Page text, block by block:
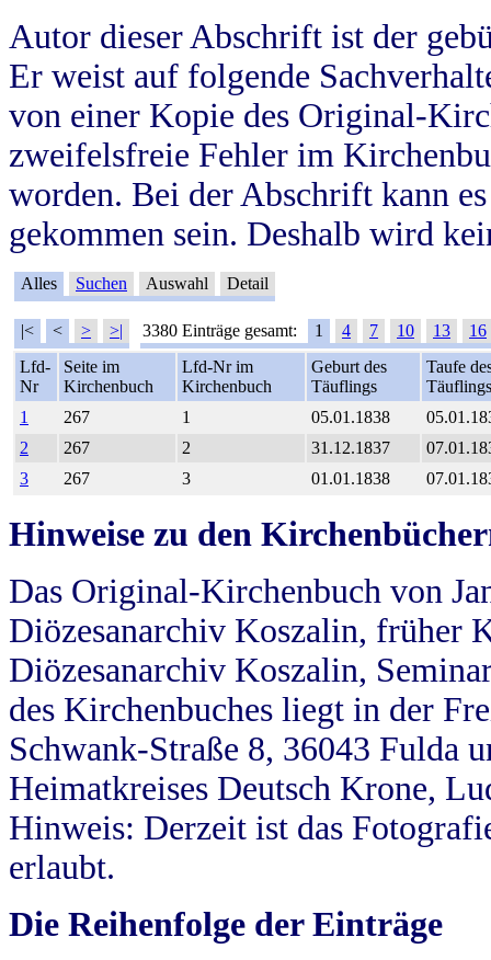
Autor dieser Abschrift ist der
Er weist auf folgende
von einer Kopie des Original-
zweifelsfreie Fehler im
worden. Bei der Abschrift kann
gekommen sein. Deshalb wird
Alles Suchen Auswahl Detail
|< < > >| 3380 Einträge gesamt: 1 4 7 10 13
16
Lfd-
Nr
Seite im
Kirchenbuch
Lfd-Nr im
Kirchenbuch
Geburt des
Täuflings
Taufe
Täuflings
1
267 1 05.01.1838
2
267 2 31.12.1837
3
267 3 01.01.1838
Hinweise zu den
Das Original-Kirchenbuch von
Diözesanarchiv Koszalin, früher
Diözesanarchiv Koszalin,
des Kirchenbuches liegt in der
Schwank-Straße 8, 36043 Fulda
Heimatkreises Deutsch Krone,
Hinweis: Derzeit ist das
erlaubt.
Die Reihenfolge der Einträge